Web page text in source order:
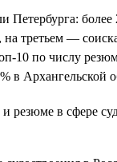
третьем —
10 по числу
в Архангельской
в сфере